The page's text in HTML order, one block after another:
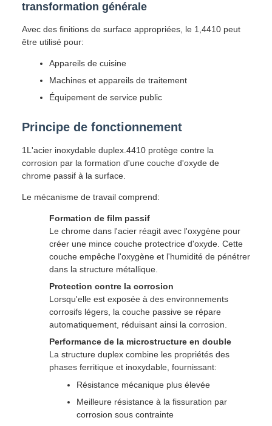
transformation générale
Avec des finitions de surface appropriées, le 1,4410 peut
être utilisé pour:
Appareils de cuisine
Machines et appareils de traitement
Équipement de service public
Principe de fonctionnement
1L'acier inoxydable duplex.4410 protège contre la
corrosion par la formation d'une couche d'oxyde de
chrome passif à la surface.
Le mécanisme de travail comprend:
Formation de film passif
Le chrome dans l'acier réagit avec l'oxygène pour
créer une mince couche protectrice d'oxyde. Cette
couche empêche l'oxygène et l'humidité de pénétrer
dans la structure métallique.
Protection contre la corrosion
Lorsqu'elle est exposée à des environnements
corrosifs légers, la couche passive se répare
automatiquement, réduisant ainsi la corrosion.
Performance de la microstructure en double
La structure duplex combine les propriétés des
phases ferritique et inoxydable, fournissant:
Résistance mécanique plus élevée
Meilleure résistance à la fissuration par
corrosion sous contrainte